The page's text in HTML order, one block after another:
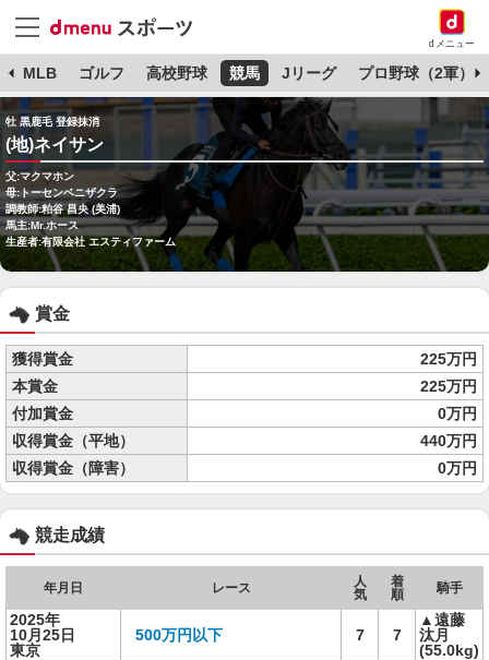
dメニュー
MLB ゴルフ 高校野球 競馬 Jリーグ プロ野球（2軍）
牡 黒鹿毛 登録抹消
(地)ネイサン
父:マクマホン
母:トーセンベニザクラ
調教師:粕谷 昌央 (美浦)
馬主:Mr.ホース
生産者:有限会社 エスティファーム
賞金
獲得賞金
225万円
本賞金
225万円
付加賞金
0万円
収得賞金（平地）
440万円
収得賞金（障害）
0万円
競走成績
年月日 レース
人
気
着
順
騎手
2025年
10月25日
東京
500万円以下 7 7
▲遠藤
汰月
(55.0kg)